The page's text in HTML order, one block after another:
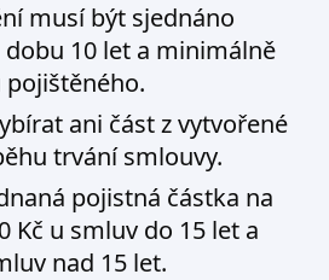
musí být sjednáno
10 let a minimálně
pojištěného.
ani část z vytvořené
trvání smlouvy.
pojistná částka na
Kč u smluv do 15 let a
nad 15 let.